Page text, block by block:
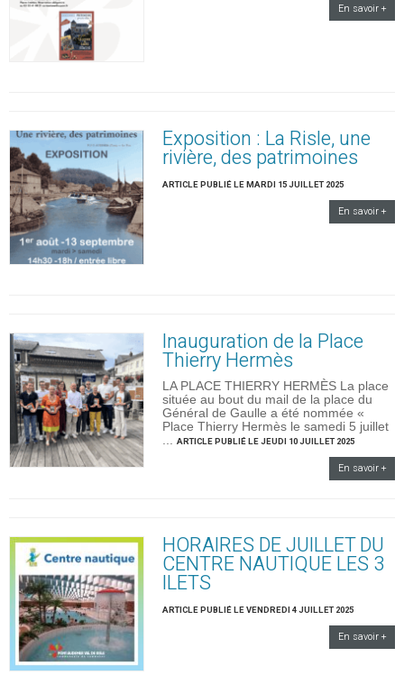
En savoir +
Exposition : La Risle, une
rivière, des patrimoines
ARTICLE PUBLIÉ LE MARDI 15 JUILLET 2025
En savoir +
Inauguration de la Place
Thierry Hermès
LA PLACE THIERRY HERMÈS La place
située au bout du mail de la place du
Général de Gaulle a été nommée «
Place Thierry Hermès le samedi 5 juillet
ARTICLE PUBLIÉ LE JEUDI 10 JUILLET 2025
En savoir +
HORAIRES DE JUILLET DU
CENTRE NAUTIQUE LES 3
ILETS
ARTICLE PUBLIÉ LE VENDREDI 4 JUILLET 2025
En savoir +